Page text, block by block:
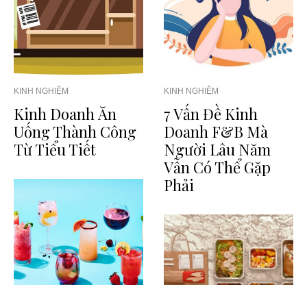
KINH NGHIỆM
Kinh Doanh Ăn
Uống Thành Công
Từ Tiểu Tiết
KINH NGHIỆM
7 Vấn Đề Kinh
Doanh F&B Mà
Người Lâu Năm
Vẫn Có Thể Gặp
Phải